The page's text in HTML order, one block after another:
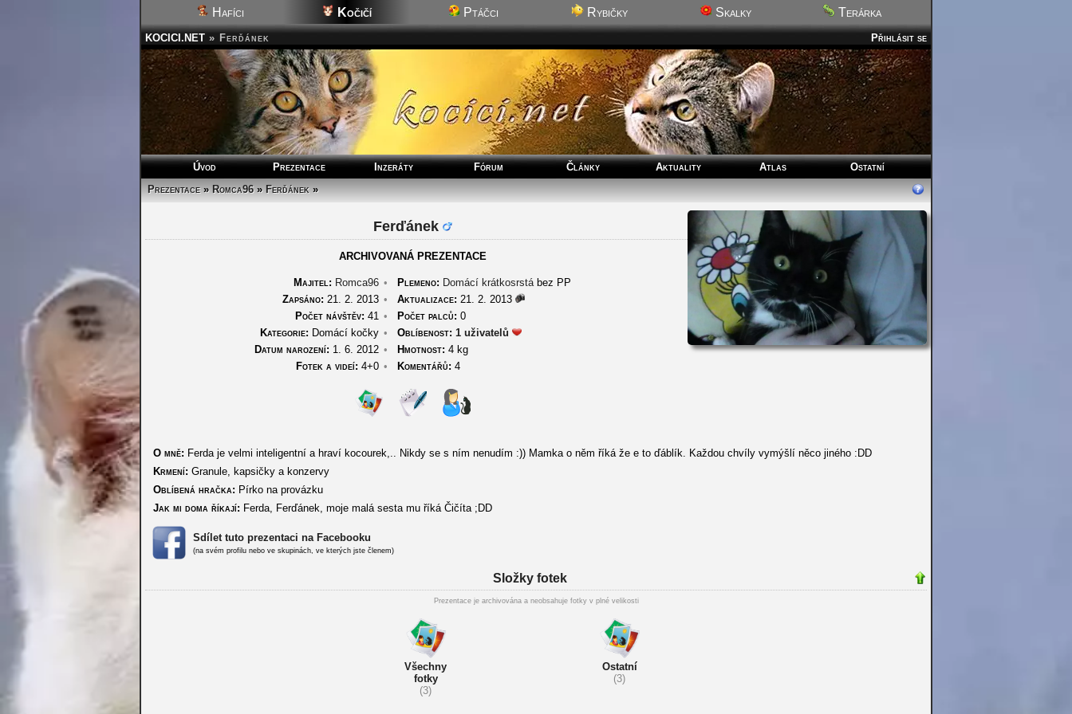
Hafíci Kočičí Ptáčci Rybičky Skalky Terárka
Přihlásit se
KOCICI.NET » Ferďánek
Úvod Prezentace Inzeráty Fórum Články Aktuality Atlas
Ostatní
Prezentace»Romca96»Ferďánek»
Ferďánek
ARCHIVOVANÁ PREZENTACE
Majitel: Romca96 • Plemeno: Domácí krátkosrstábez PP
Zapsáno: 21. 2. 2013 • Aktualizace: 21. 2. 2013
Počet návštěv: 41 • Počet palců: 0
Kategorie: Domácí kočky • Oblíbenost: 1 uživatelů
Datum narození: 1. 6. 2012 • Hmotnost: 4 kg
Fotek a videí: 4+0 • Komentářů: 4
O mně: Ferda je velmi inteligentní a hraví kocourek,.. Nikdy se s ním nenudím :)) Mamka o něm říká že e to ďáblík. Každou chvíly vymýšlí něco jiného :DD
Krmení: Granule, kapsičky a konzervy
Oblíbená hračka: Pírko na provázku
Jak mi doma říkají: Ferda, Ferďánek, moje malá sesta mu říká Čičíta ;DD
Sdílet tuto prezentaci na Facebooku
(na svém profilu nebo ve skupinách, ve kterých jste členem)
Složky fotek
Prezentace je archivována a neobsahuje fotky v plné velikosti
Všechny
fotky
(3)
Ostatní
(3)